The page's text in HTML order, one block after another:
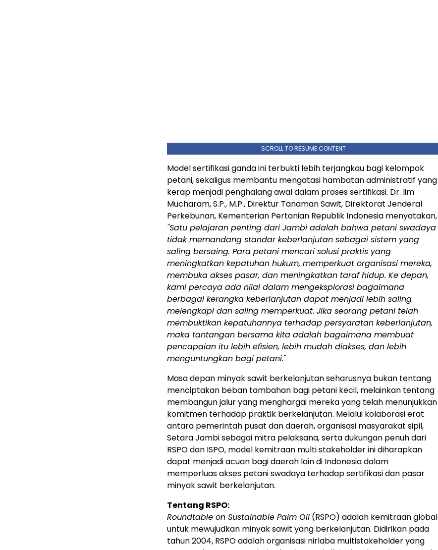
SCROLL TO RESUME CONTENT
Model sertifikasi ganda ini terbukti lebih terjangkau bagi kelompok
petani, sekaligus membantu mengatasi hambatan administratif yang
kerap menjadi penghalang awal dalam proses sertifikasi. Dr. Iim
Mucharam, S.P., M.P., Direktur Tanaman Sawit, Direktorat Jenderal
Perkebunan, Kementerian Pertanian Republik Indonesia menyatakan,
"Satu pelajaran penting dari Jambi adalah bahwa petani swadaya
tidak memandang standar keberlanjutan sebagai sistem yang
saling bersaing. Para petani mencari solusi praktis yang
meningkatkan kepatuhan hukum, memperkuat organisasi mereka,
membuka akses pasar, dan meningkatkan taraf hidup. Ke depan,
kami percaya ada nilai dalam mengeksplorasi bagaimana
berbagai kerangka keberlanjutan dapat menjadi lebih saling
melengkapi dan saling memperkuat. Jika seorang petani telah
membuktikan kepatuhannya terhadap persyaratan keberlanjutan,
maka tantangan bersama kita adalah bagaimana membuat
pencapaian itu lebih efisien, lebih mudah diakses, dan lebih
menguntungkan bagi petani."
Masa depan minyak sawit berkelanjutan seharusnya bukan tentang
menciptakan beban tambahan bagi petani kecil, melainkan tentang
membangun jalur yang menghargai mereka yang telah menunjukkan
komitmen terhadap praktik berkelanjutan. Melalui kolaborasi erat
antara pemerintah pusat dan daerah, organisasi masyarakat sipil,
Setara Jambi sebagai mitra pelaksana, serta dukungan penuh dari
RSPO dan ISPO, model kemitraan multi stakeholder ini diharapkan
dapat menjadi acuan bagi daerah lain di Indonesia dalam
memperluas akses petani swadaya terhadap sertifikasi dan pasar
minyak sawit berkelanjutan.
Tentang RSPO:
Roundtable on Sustainable Palm Oil (RSPO) adalah kemitraan global
untuk mewujudkan minyak sawit yang berkelanjutan. Didirikan pada
tahun 2004, RSPO adalah organisasi nirlaba multistakeholder yang